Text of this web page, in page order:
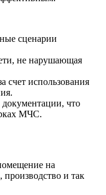
сценарии
не нарушающая
счет использования
документации, что
МЧС.
на
и так